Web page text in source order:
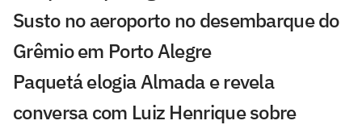
Susto no aeroporto no desembarque do
Grêmio em Porto Alegre
Paquetá elogia Almada e revela
conversa com Luiz Henrique sobre